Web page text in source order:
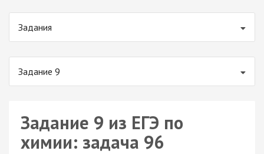
Задания
Задание 9
Задание 9 из ЕГЭ по
химии: задача 96